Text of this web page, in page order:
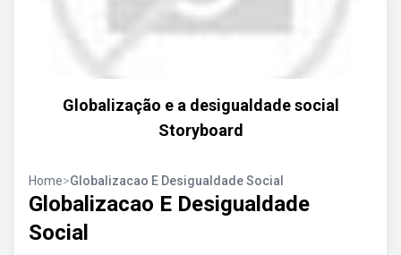
Globalização e a desigualdade social
Storyboard
Home>Globalizacao E Desigualdade Social
Globalizacao E Desigualdade
Social